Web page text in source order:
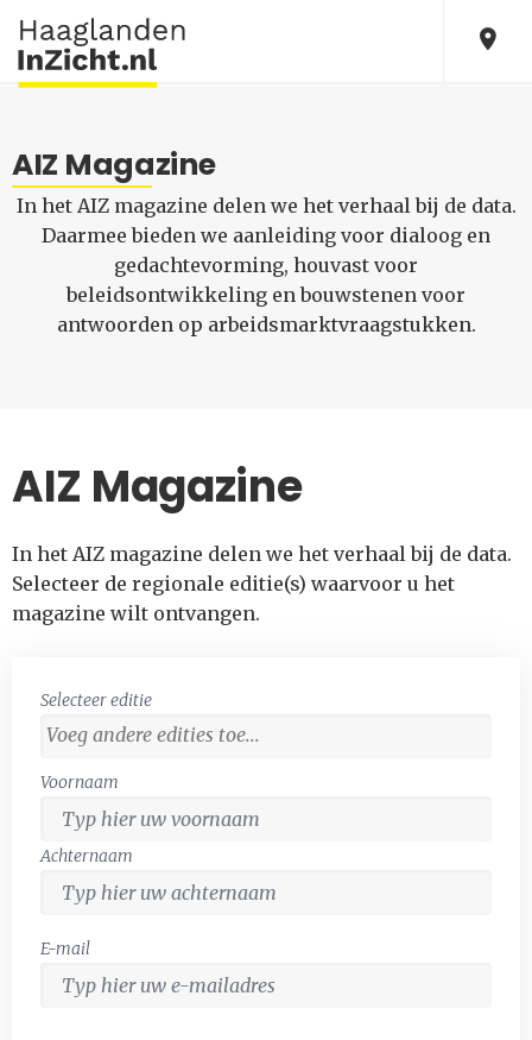
AIZ Magazine
In het AIZ magazine delen we het verhaal bij de data.
Daarmee bieden we aanleiding voor dialoog en
gedachtevorming, houvast voor
beleidsontwikkeling en bouwstenen voor
antwoorden op arbeidsmarktvraagstukken.
AIZ Magazine
In het AIZ magazine delen we het verhaal bij de data.
Selecteer de regionale editie(s) waarvoor u het
magazine wilt ontvangen.
Selecteer editie
Voornaam
Achternaam
E-mail